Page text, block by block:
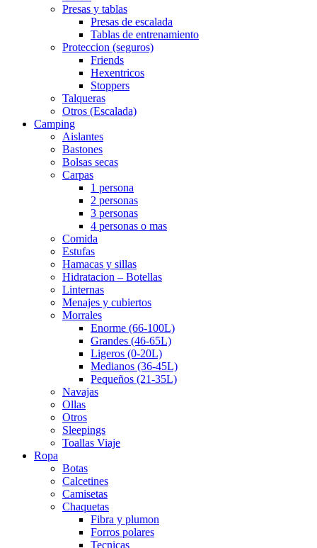
Presas y tablas
Presas de escalada
Tablas de entrenamiento
Proteccion (seguros)
Friends
Hexentricos
Stoppers
Talqueras
Otros (Escalada)
Camping
Aislantes
Bastones
Bolsas secas
Carpas
1 persona
2 personas
3 personas
4 personas o mas
Comida
Estufas
Hamacas y sillas
Hidratacion – Botellas
Linternas
Menajes y cubiertos
Morrales
Enorme (66-100L)
Grandes (46-65L)
Ligeros (0-20L)
Medianos (36-45L)
Pequeños (21-35L)
Navajas
Ollas
Otros
Sleepings
Toallas Viaje
Ropa
Botas
Calcetines
Camisetas
Chaquetas
Fibra y plumon
Forros polares
Tecnicas